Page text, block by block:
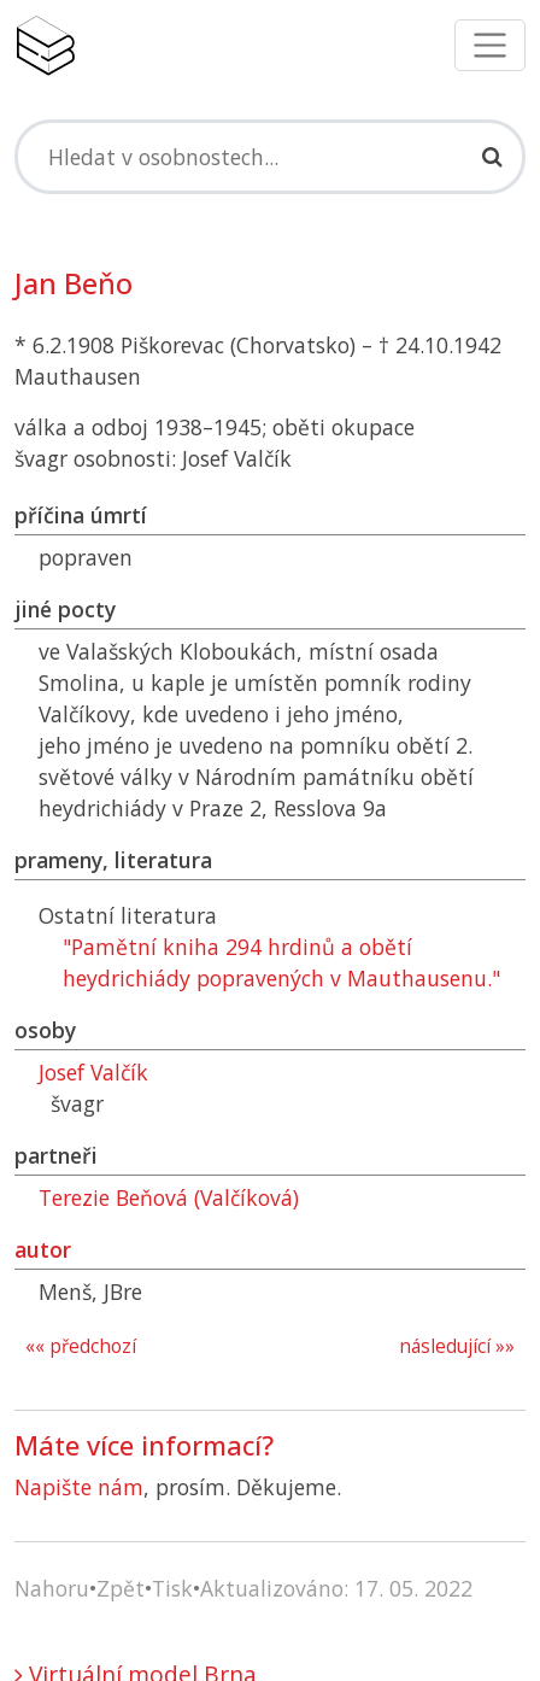
Jan Beňo
* 6.2.1908 Piškorevac (Chorvatsko) – † 24.10.1942
Mauthausen
válka a odboj 1938–1945; oběti okupace
švagr osobnosti: Josef Valčík
příčina úmrtí
popraven
jiné pocty
ve Valašských Kloboukách, místní osada
Smolina, u kaple je umístěn pomník rodiny
Valčíkovy, kde uvedeno i jeho jméno,
jeho jméno je uvedeno na pomníku obětí 2.
světové války v Národním památníku obětí
heydrichiády v Praze 2, Resslova 9a
prameny, literatura
Ostatní literatura
"Pamětní kniha 294 hrdinů a obětí
heydrichiády popravených v Mauthausenu."
osoby
Josef Valčík
švagr
partneři
Terezie Beňová (Valčíková)
autor
Menš, JBre
následující »»
«« předchozí
Máte více informací?
Napište nám, prosím. Děkujeme.
Nahoru•Zpět•Tisk•Aktualizováno: 17. 05. 2022